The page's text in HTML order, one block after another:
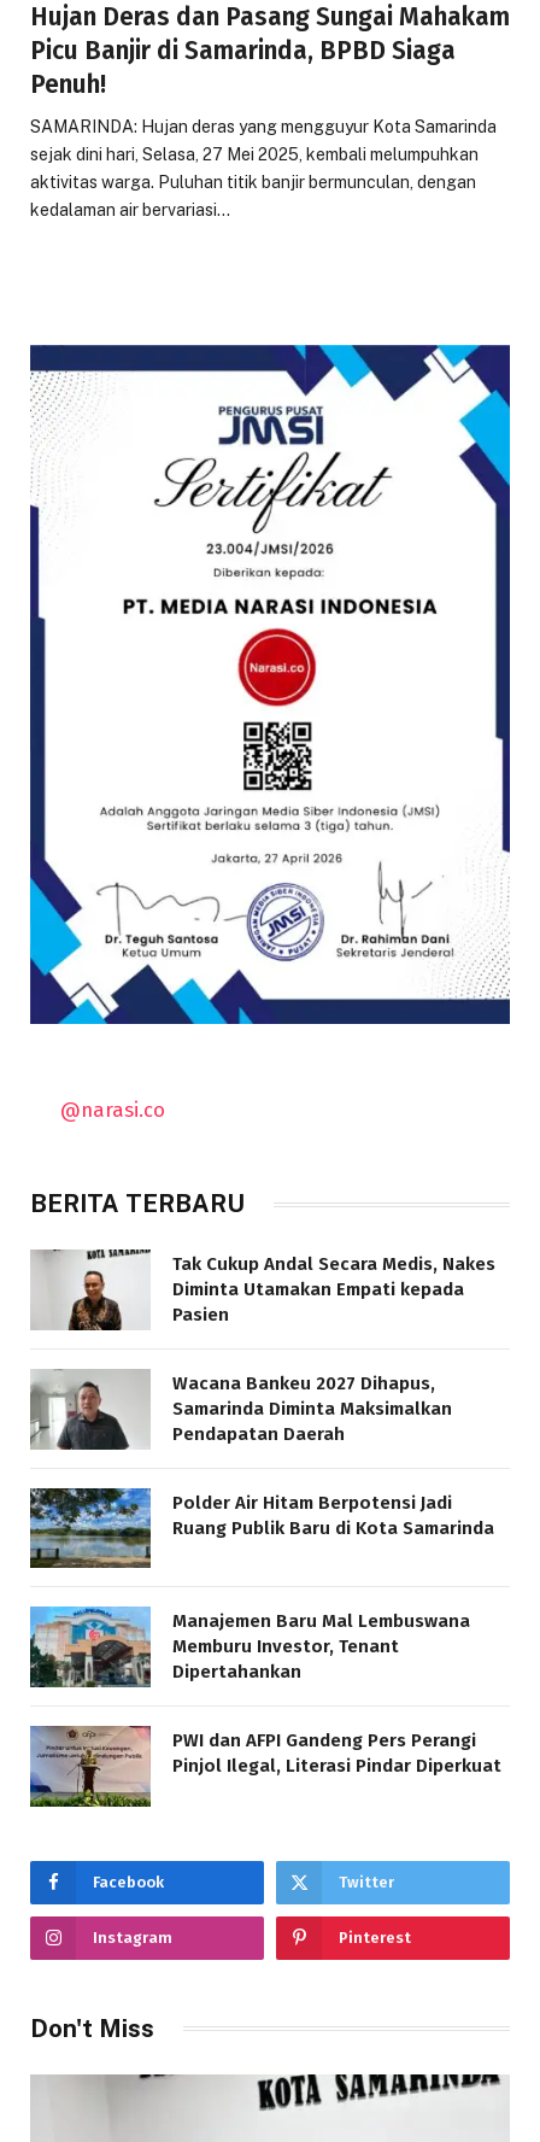
Hujan Deras dan Pasang Sungai Mahakam
Picu Banjir di Samarinda, BPBD Siaga
Penuh!
SAMARINDA: Hujan deras yang mengguyur Kota Samarinda
sejak dini hari, Selasa, 27 Mei 2025, kembali melumpuhkan
aktivitas warga. Puluhan titik banjir bermunculan, dengan
kedalaman air bervariasi…
@narasi.co
BERITA TERBARU
Tak Cukup Andal Secara Medis, Nakes
Diminta Utamakan Empati kepada
Pasien
Wacana Bankeu 2027 Dihapus,
Samarinda Diminta Maksimalkan
Pendapatan Daerah
Polder Air Hitam Berpotensi Jadi
Ruang Publik Baru di Kota Samarinda
Manajemen Baru Mal Lembuswana
Memburu Investor, Tenant
Dipertahankan
PWI dan AFPI Gandeng Pers Perangi
Pinjol Ilegal, Literasi Pindar Diperkuat
Facebook Twitter
Instagram Pinterest
Don't Miss